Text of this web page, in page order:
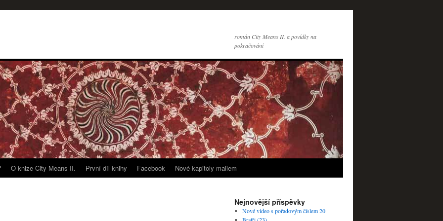
román City Means II. a povídky na
pokračování
O knize City Means II. První díl knihy Facebook Nové kapitoly mailem
Nejnovější příspěvky
Nové video s pořadovým číslem 20